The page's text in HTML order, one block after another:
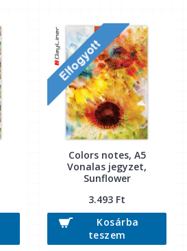
Colors notes, A5
Vonalas jegyzet,
Sunflower
3.493 Ft
Kosárba
teszem